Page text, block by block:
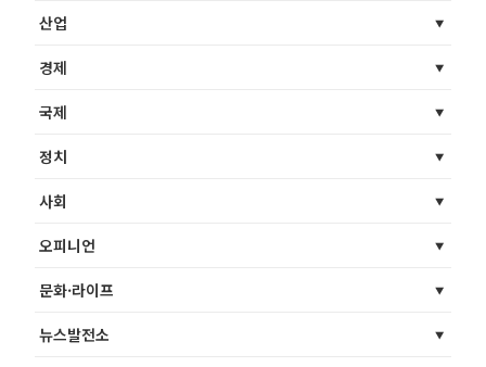
산업
경제
국제
정치
사회
오피니언
문화·라이프
뉴스발전소